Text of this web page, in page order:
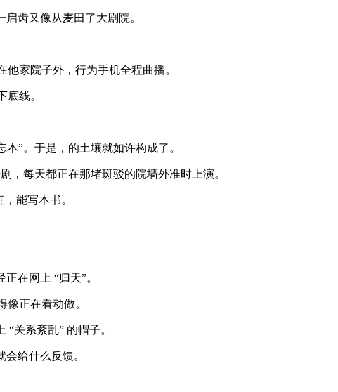
齿又像从麦田了大剧院。
家院子外，行为手机全程曲播。
线。
”。于是，的土壤就如许构成了。
每天都正在那堵斑驳的院墙外准时上演。
能写本书。
在网上 “归天”。
正在看动做。
关系紊乱” 的帽子。
给什么反馈。